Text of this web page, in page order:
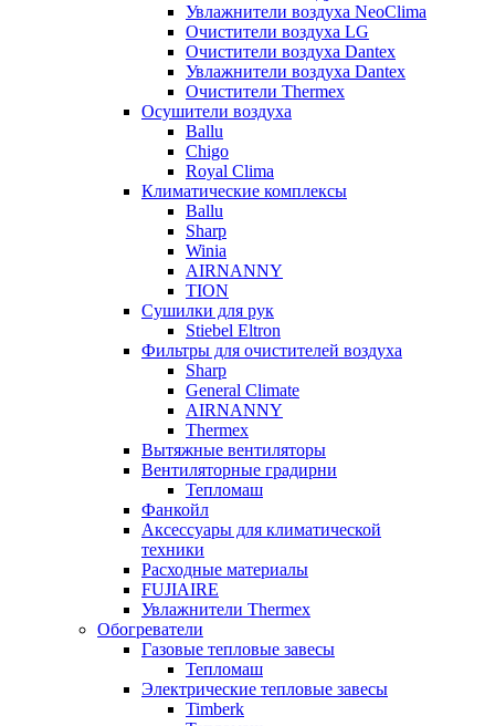
Увлажнители воздуха NeoClima
Очистители воздуха LG
Очистители воздуха Dantex
Увлажнители воздуха Dantex
Очистители Thermex
Осушители воздуха
Ballu
Chigo
Royal Clima
Климатические комплексы
Ballu
Sharp
Winia
AIRNANNY
TION
Сушилки для рук
Stiebel Eltron
Фильтры для очистителей воздуха
Sharp
General Climate
AIRNANNY
Thermex
Вытяжные вентиляторы
Вентиляторные градирни
Тепломаш
Фанкойл
Аксессуары для климатической
техники
Расходные материалы
FUJIAIRE
Увлажнители Thermex
Обогреватели
Газовые тепловые завесы
Тепломаш
Электрические тепловые завесы
Timberk